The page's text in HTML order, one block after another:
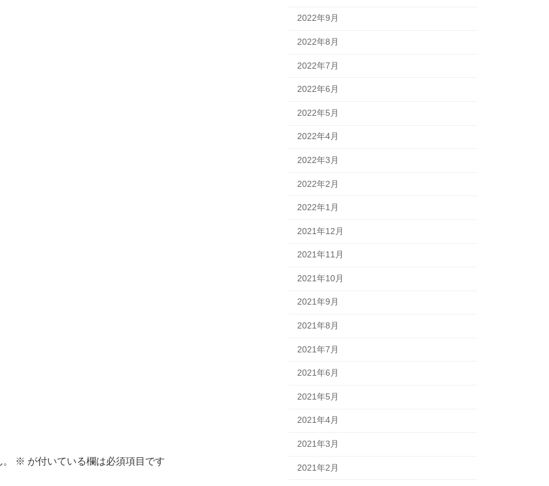
2022年9月
2022年8月
2022年7月
2022年6月
2022年5月
2022年4月
2022年3月
2022年2月
2022年1月
2021年12月
2021年11月
2021年10月
2021年9月
2021年8月
2021年7月
2021年6月
2021年5月
2021年4月
2021年3月
2021年2月